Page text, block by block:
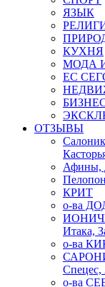
ЯЗЫК
КУХНЯ
МОДА И
ЕС
ОТЗЫВЫ
Афины,
КРИТ
о-ва
Итака,
о-ва
Спецес,
о-ва